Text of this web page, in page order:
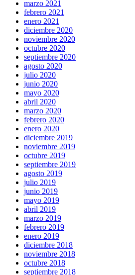
marzo 2021
febrero 2021
enero 2021
diciembre 2020
noviembre 2020
octubre 2020
septiembre 2020
agosto 2020
julio 2020
junio 2020
mayo 2020
abril 2020
marzo 2020
febrero 2020
enero 2020
diciembre 2019
noviembre 2019
octubre 2019
septiembre 2019
agosto 2019
julio 2019
junio 2019
mayo 2019
abril 2019
marzo 2019
febrero 2019
enero 2019
diciembre 2018
noviembre 2018
octubre 2018
septiembre 2018